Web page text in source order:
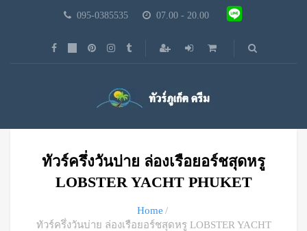
095-0385535 07.00 - 20.00
ทัวร์ครึ่งวันบ่าย ล่องเรือยอร์ชสุดหรู
LOBSTER YACHT PHUKET
Home
ทัวร์ครึ่งวันบ่าย ล่องเรือยอร์ชสุดหรู LOBSTER YACHT